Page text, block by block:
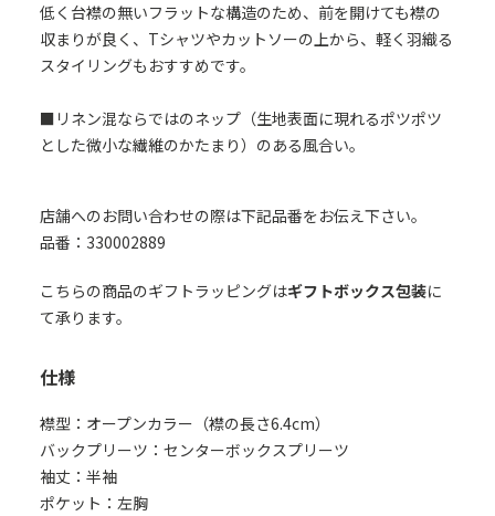
低く台襟の無いフラットな構造のため、前を開けても襟の
収まりが良く、Tシャツやカットソーの上から、軽く羽織る
スタイリングもおすすめです。
■リネン混ならではのネップ（生地表面に現れるポツポツ
とした微小な繊維のかたまり）のある風合い。
店舗へのお問い合わせの際は下記品番をお伝え下さい。
品番：330002889
こちらの商品のギフトラッピングはギフトボックス包装に
て承ります。
仕様
襟型：オープンカラー（襟の長さ6.4cm）
バックプリーツ：センターボックスプリーツ
袖丈：半袖
ポケット：左胸